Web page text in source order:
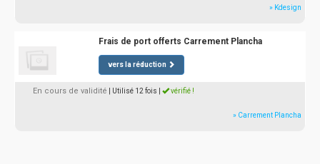
» Kdesign
Frais de port offerts Carrement Plancha
vers la réduction
En cours de validité | Utilisé 12 fois vérifié !
» Carrement Plancha